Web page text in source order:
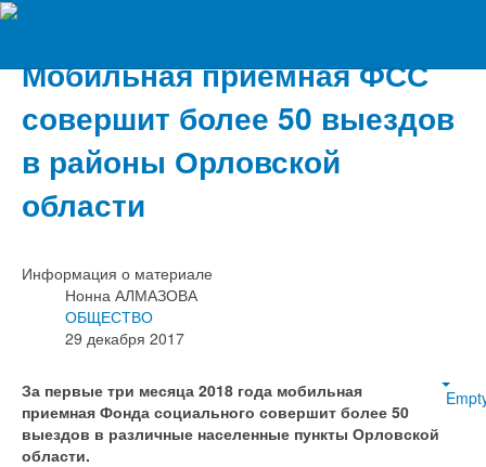
Мобильная приемная ФСС
совершит более 50 выездов
в районы Орловской
области
Информация о материале
Нонна АЛМАЗОВА
ОБЩЕСТВО
29 декабря 2017
За первые три месяца 2018 года мобильная
приемная Фонда социального совершит более 50
выездов в различные населенные пункты Орловской
области.